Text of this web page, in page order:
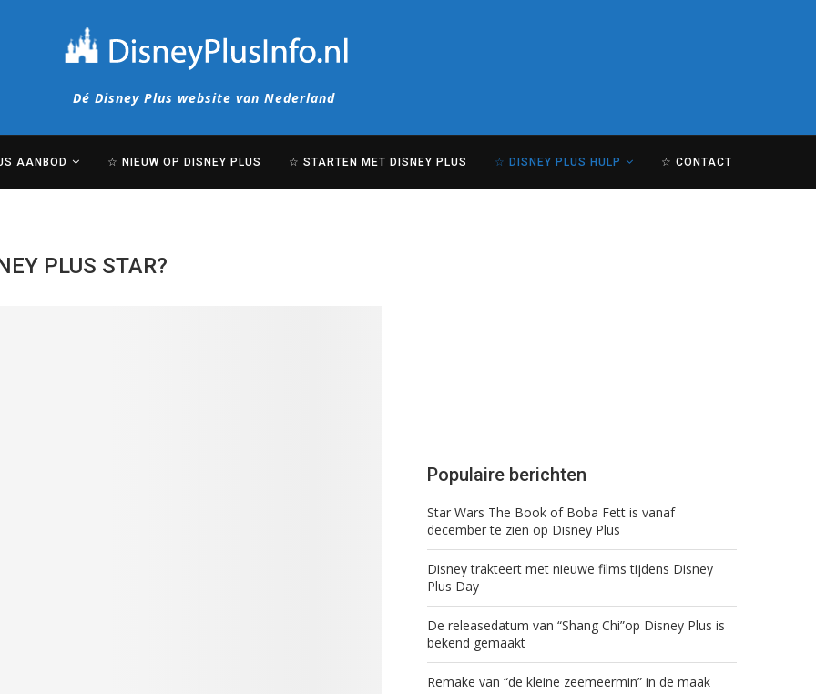
Dé Disney Plus website van Nederland
AANBOD ☆ NIEUW OP DISNEY PLUS ☆ STARTEN MET DISNEY PLUS ☆ DISNEY PLUS HULP ☆ CONTACT
PLUS STAR?
Populaire berichten
Star Wars The Book of Boba Fett is vanaf
december te zien op Disney Plus
Disney trakteert met nieuwe films tijdens Disney
Plus Day
De releasedatum van “Shang Chi”op Disney Plus is
bekend gemaakt
Remake van “de kleine zeemeermin” in de maak